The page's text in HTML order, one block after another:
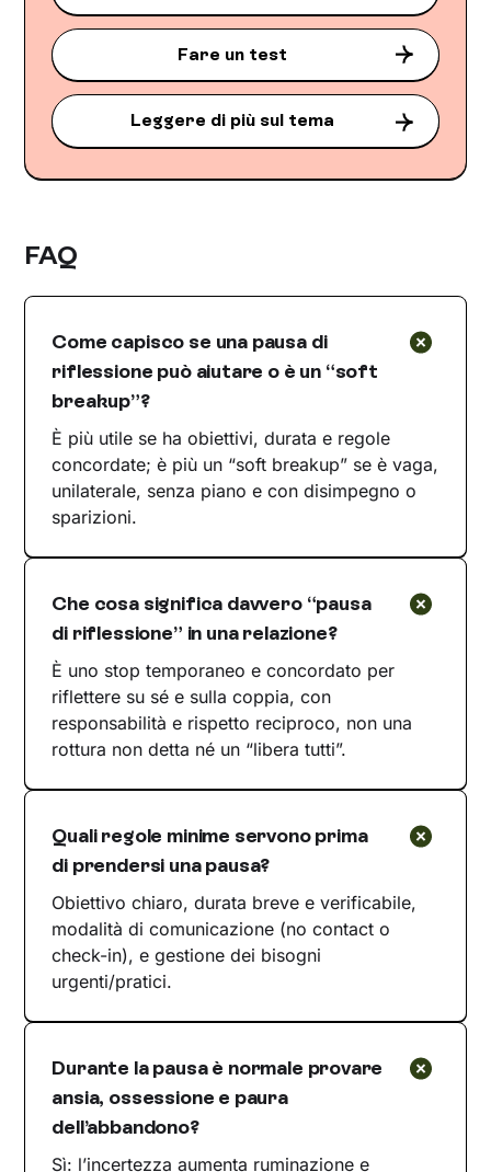
Fare un test
Leggere di più sul tema
FAQ
Come capisco se una pausa di
riflessione può aiutare o è un “soft
breakup”?
È più utile se ha obiettivi, durata e regole
concordate; è più un “soft breakup” se è vaga,
unilaterale, senza piano e con disimpegno o
sparizioni.
Che cosa significa davvero “pausa
di riflessione” in una relazione?
È uno stop temporaneo e concordato per
riflettere su sé e sulla coppia, con
responsabilità e rispetto reciproco, non una
rottura non detta né un “libera tutti”.
Quali regole minime servono prima
di prendersi una pausa?
Obiettivo chiaro, durata breve e verificabile,
modalità di comunicazione (no contact o
check-in), e gestione dei bisogni
urgenti/pratici.
Durante la pausa è normale provare
ansia, ossessione e paura
dell’abbandono?
Sì: l’incertezza aumenta ruminazione e